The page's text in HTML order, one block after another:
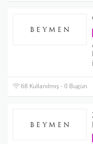
68 Kullanılmış - 0 Bugün